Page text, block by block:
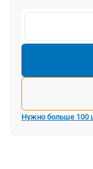
Нужно больше 100